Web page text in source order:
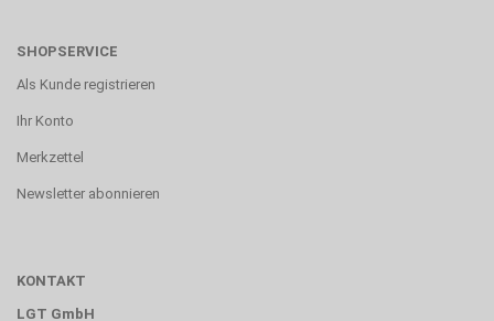
SHOPSERVICE
Als Kunde registrieren
Ihr Konto
Merkzettel
Newsletter abonnieren
KONTAKT
LGT GmbH